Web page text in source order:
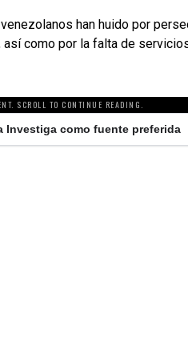
han huido por
como por la falta de
SCROLL TO CONTINUE READING.
Investiga como fuente preferida